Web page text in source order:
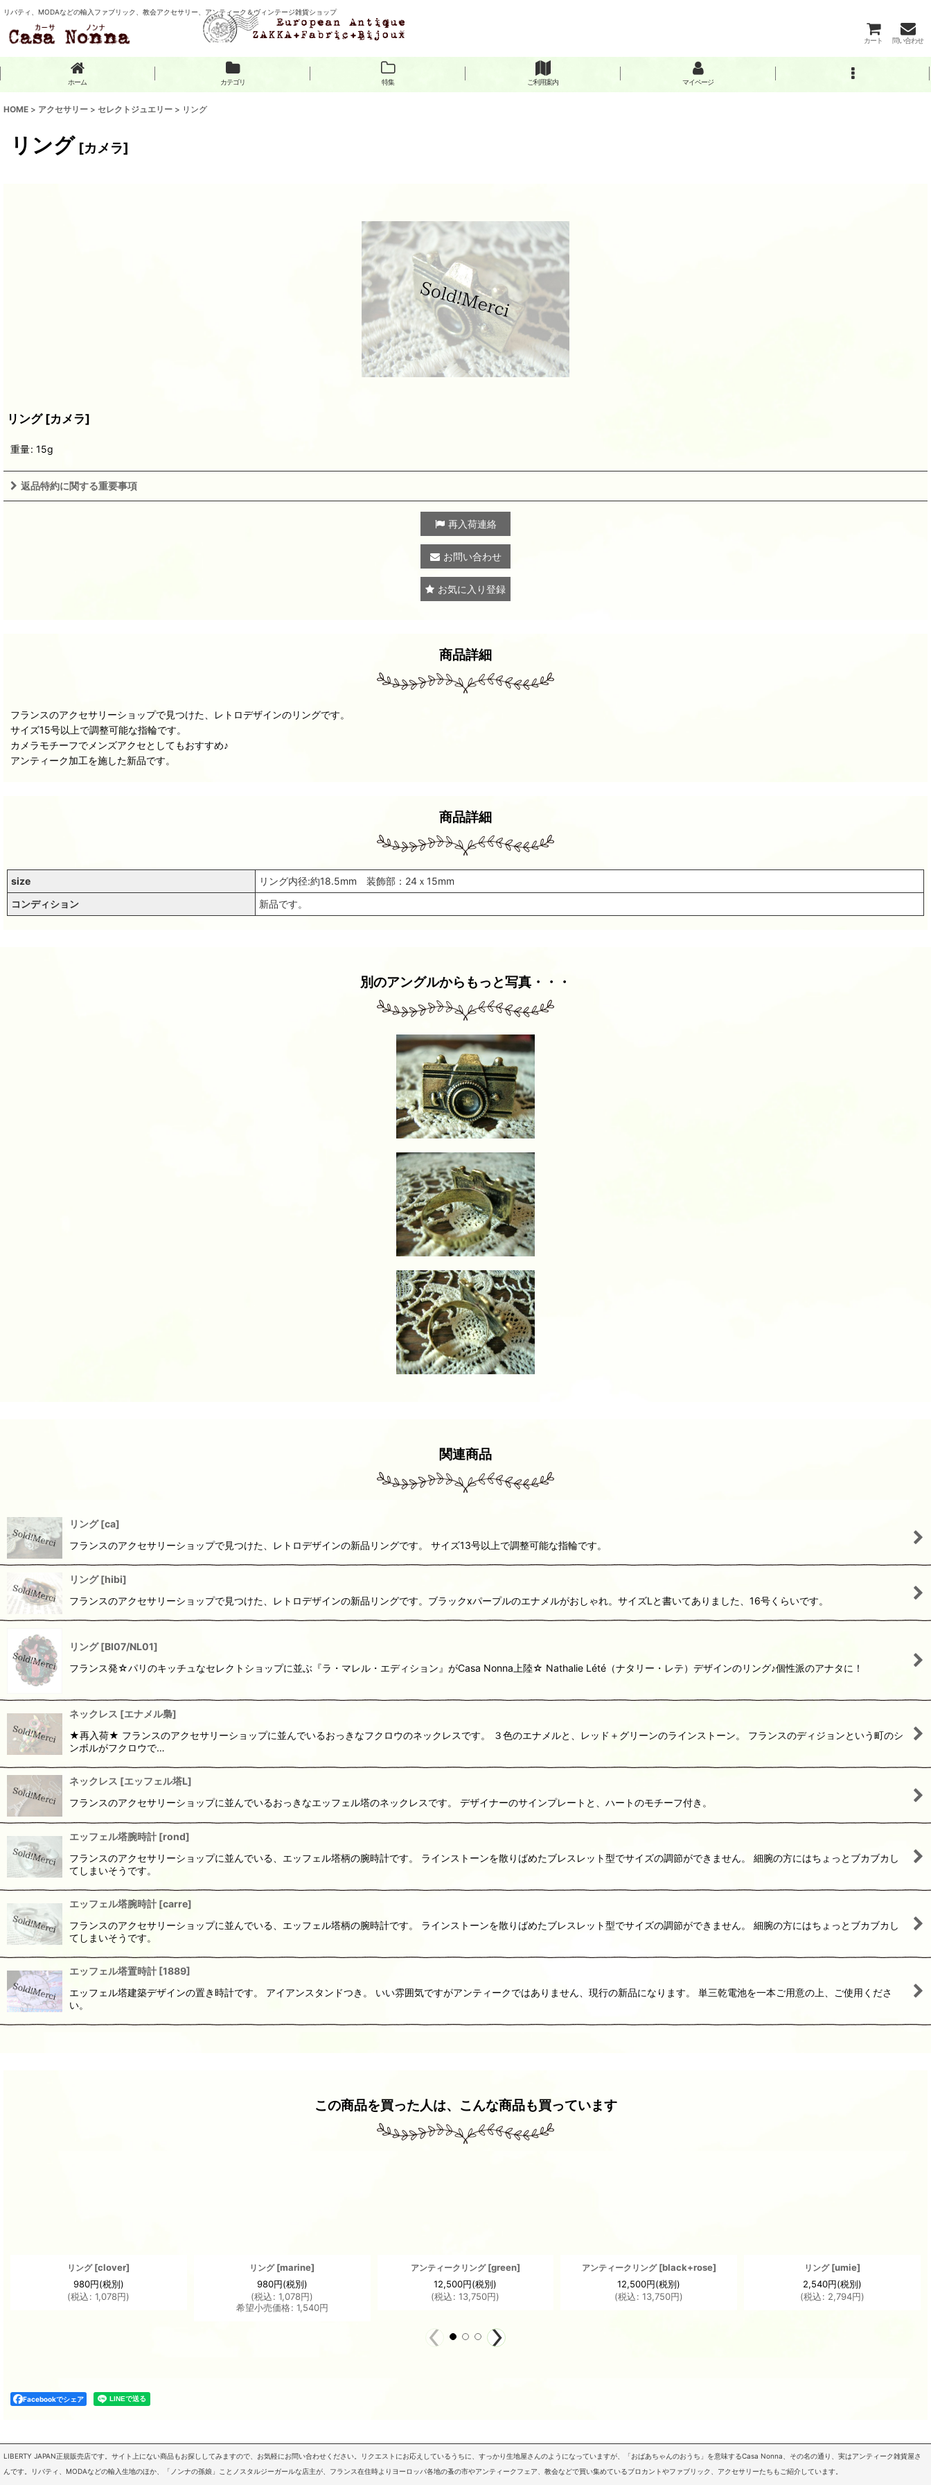
リバティ、MODAなどの輸入ファブリック、教会アクセサリー、アンティーク＆ヴィンテージ雑貨ショップ
カート 問い合わせ
ホーム カテゴリ 特集 ご利用案内 マイページ
HOME > アクセサリー > セレクトジュエリー > リング
リング [カメラ]
リング [カメラ]
重量: 15g
返品特約に関する重要事項
再入荷連絡
お問い合わせ
お気に入り登録
商品詳細
フランスのアクセサリーショップで見つけた、レトロデザインのリングです。
サイズ15号以上で調整可能な指輪です。
カメラモチーフでメンズアクセとしてもおすすめ♪
アンティーク加工を施した新品です。
商品詳細
size
リング内径:約18.5mm 装飾部：24ｘ15mm
コンディション
新品です。
別のアングルからもっと写真・・・
関連商品
リング [ca]
フランスのアクセサリーショップで見つけた、レトロデザインの新品リングです。 サイズ13号以上で調整可能な指輪です。
リング [hibi]
フランスのアクセサリーショップで見つけた、レトロデザインの新品リングです。ブラックxパープルのエナメルがおしゃれ。サイズLと書いてありました、16号くらいです。
リング [BI07/NL01]
フランス発☆パリのキッチュなセレクトショップに並ぶ『ラ・マレル・エディション』がCasa Nonna上陸☆ Nathalie Lété（ナタリー・レテ）デザインのリング♪個性派のアナタに！
ネックレス [エナメル梟]
★再入荷★ フランスのアクセサリーショップに並んでいるおっきなフクロウのネックレスです。 ３色のエナメルと、レッド＋グリーンのラインストーン。 フランスのディジョンという町のシ
ンボルがフクロウで…
ネックレス [エッフェル塔L]
フランスのアクセサリーショップに並んでいるおっきなエッフェル塔のネックレスです。 デザイナーのサインプレートと、ハートのモチーフ付き。
エッフェル塔腕時計 [rond]
フランスのアクセサリーショップに並んでいる、エッフェル塔柄の腕時計です。 ラインストーンを散りばめたブレスレット型でサイズの調節ができません。 細腕の方にはちょっとブカブカし
てしまいそうです。
エッフェル塔腕時計 [carre]
フランスのアクセサリーショップに並んでいる、エッフェル塔柄の腕時計です。 ラインストーンを散りばめたブレスレット型でサイズの調節ができません。 細腕の方にはちょっとブカブカし
てしまいそうです。
エッフェル塔置時計 [1889]
エッフェル塔建築デザインの置き時計です。 アイアンスタンドつき。 いい雰囲気ですがアンティークではありません、現行の新品になります。 単三乾電池を一本ご用意の上、ご使用くださ
い。
この商品を買った人は、こんな商品も買っています
リング [clover]
980円(税別)
(税込: 1,078円)
リング [marine]
980円(税別)
(税込: 1,078円)
希望小売価格: 1,540円
アンティークリング [green]
12,500円(税別)
(税込: 13,750円)
アンティークリング [black+rose]
12,500円(税別)
(税込: 13,750円)
リング [umie]
2,540円(税別)
(税込: 2,794円)
Facebookでシェア
LIBERTY JAPAN正規販売店です。サイト上にない商品もお探ししてみますので、お気軽にお問い合わせください。リクエストにお応えしているうちに、すっかり生地屋さんのようになっていますが、「おばあちゃんのおうち」を意味するCasa Nonna、その名の通り、実はアンティーク雑貨屋さ
んです。リバティ、MODAなどの輸入生地のほか、「ノンナの孫娘」ことノスタルジーガールな店主が、フランス在住時よりヨーロッパ各地の蚤の市やアンティークフェア、教会などで買い集めているブロカントやファブリック、アクセサリーたちもご紹介しています。